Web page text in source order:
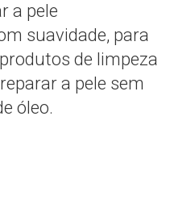
a pele
suavidade, para
de limpeza
a pele sem
óleo.